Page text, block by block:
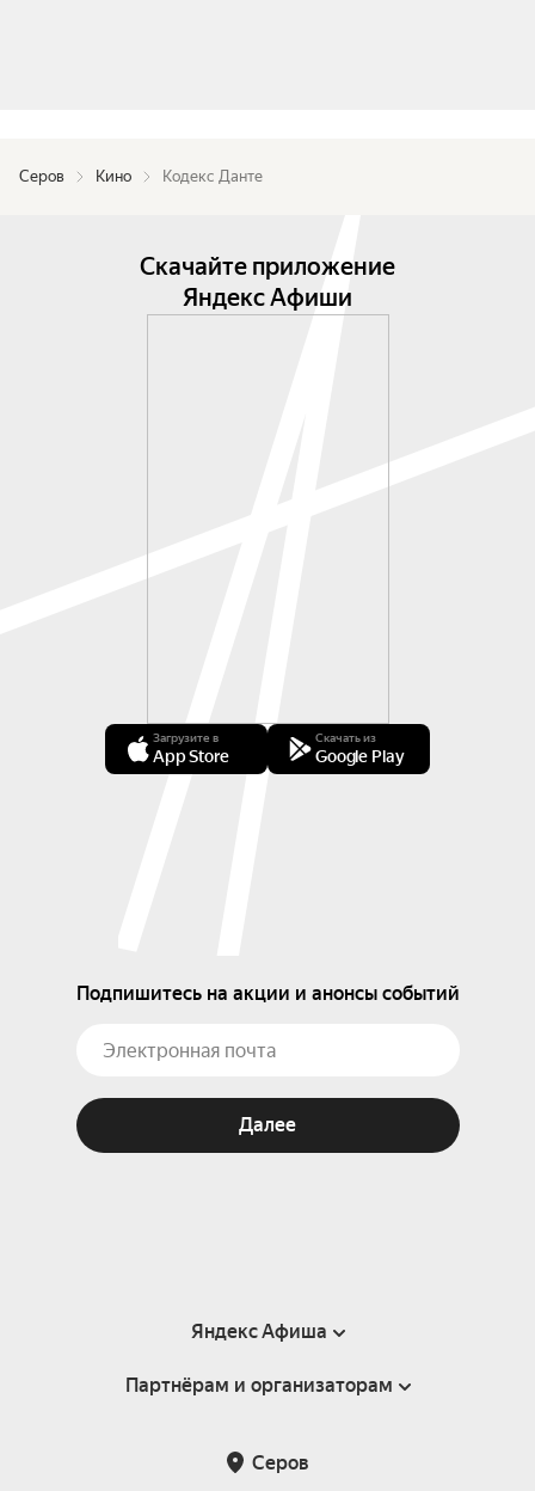
Серов Кино Кодекс Данте
Скачайте приложение
Яндекс Афиши
Загрузите в
App Store
Скачать из
Google Play
Подпишитесь на акции и анонсы событий
Далее
Яндекс Афиша
Справка
Подарочные сертификаты
Партнёрам и организаторам
Серов